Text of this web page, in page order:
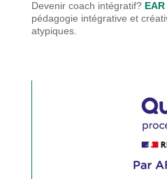
Devenir coach intégratif? EAR
pédagogie intégrative et
atypiques.